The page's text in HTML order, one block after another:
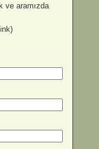
ve aramızda